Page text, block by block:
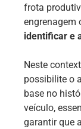
frota
engrenagem
identificar e
Neste
possibilite o
base no
veículo,
garantir que